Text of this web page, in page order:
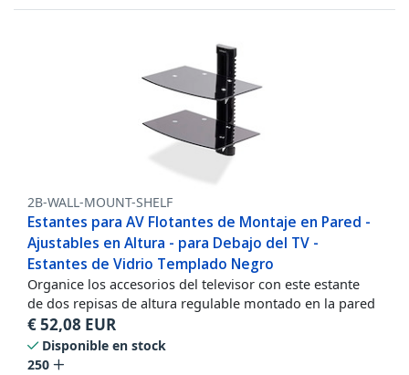
2B-WALL-MOUNT-SHELF
Estantes para AV Flotantes de Montaje en Pared -
Ajustables en Altura - para Debajo del TV -
Estantes de Vidrio Templado Negro
Organice los accesorios del televisor con este estante
de dos repisas de altura regulable montado en la pared
€52,08 EUR
Disponible en stock
250